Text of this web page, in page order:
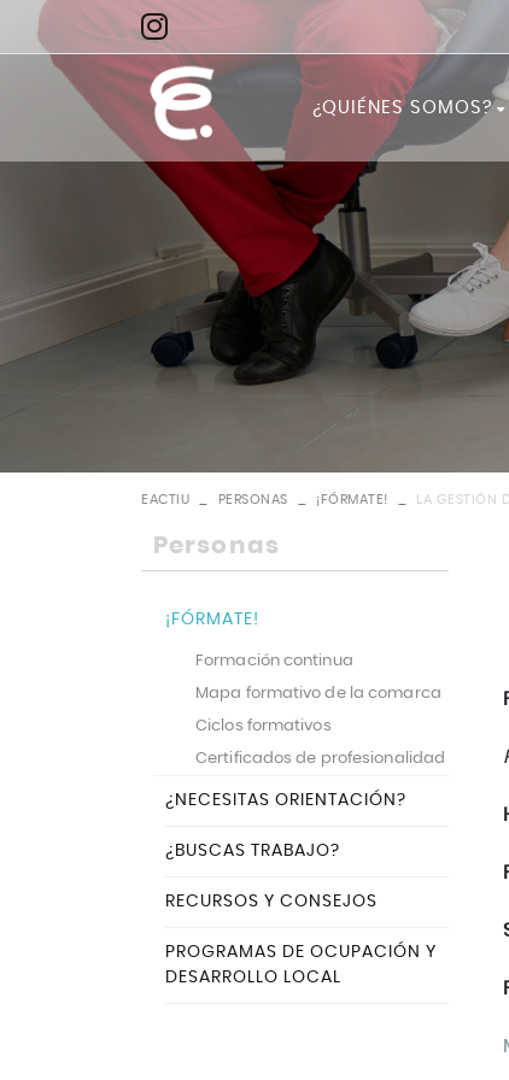
¿QUIÉNES SOMOS?
Quiénes somos
Misión
Visión
EACTIU PERSONAS ¡FÓRMATE! LA GESTIÓN
Personas
¡FÓRMATE!
Formación continua
Mapa formativo de la comarca
Ciclos formativos
Certificados de profesionalidad
¿NECESITAS ORIENTACIÓN?
¿BUSCAS TRABAJO?
RECURSOS Y CONSEJOS
PROGRAMAS DE OCUPACIÓN Y
DESARROLLO LOCAL